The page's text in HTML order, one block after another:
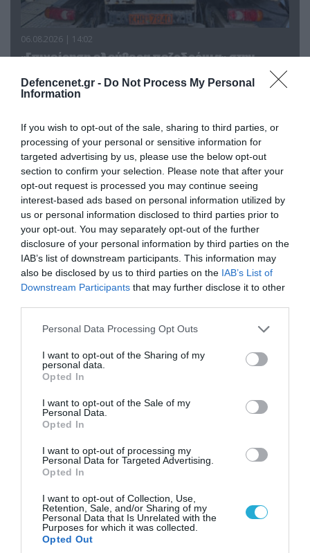
Defencenet.gr - Do Not Process My Personal
Information
If you wish to opt-out of the sale, sharing to third parties, or
processing of your personal or sensitive information for
targeted advertising by us, please use the below opt-out
section to confirm your selection. Please note that after your
opt-out request is processed you may continue seeing
interest-based ads based on personal information utilized by
us or personal information disclosed to third parties prior to
your opt-out. You may separately opt-out of the further
disclosure of your personal information by third parties on the
IAB’s list of downstream participants. This information may
also be disclosed by us to third parties on the IAB’s List of
Downstream Participants that may further disclose it to other
Please note that this website/app uses one or more Google
not limited to your visit or usage behaviour. You may click to
grant or deny consent to Google and its third-party tags to
use your data for below specified purposes in below Google
consent section.
Personal Data Processing Opt Outs
I want to opt-out of the Sharing of my
personal data.
Opted In
I want to opt-out of the Sale of my
Personal Data.
Opted In
I want to opt-out of processing my
Personal Data for Targeted Advertising.
Opted In
I want to opt-out of Collection, Use,
Retention, Sale, and/or Sharing of my
Personal Data that Is Unrelated with the
Purposes for which it was collected.
Opted Out
06.08.2026 | 14:02
«Επιχείρηση ελεύθερα πεζοδρόμια» στην
αντικείμενα από κοινόχρηστους χώρους
06.08.2026 | 09:03
«Οι εντελώς αθώοι»: Η ανάρτηση του Αρκά για
τα ζώα που χάθηκαν στις πυρκαγιές της
Αττικής (φωτο)
04.08.2026 | 15:02